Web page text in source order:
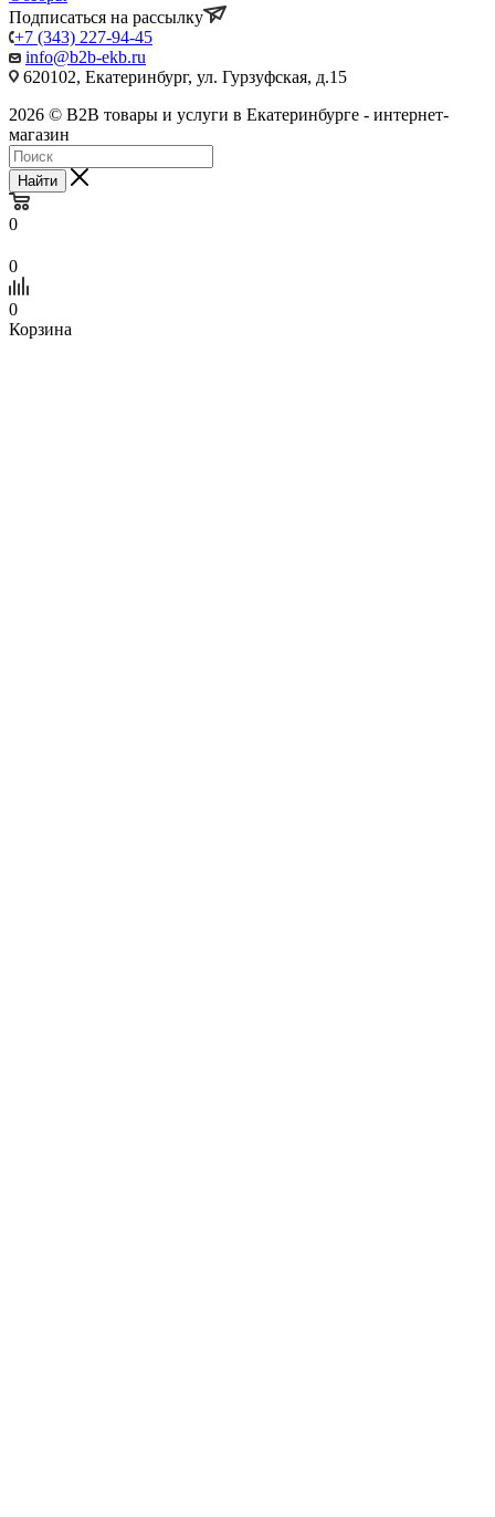
Подписаться на рассылку
+7 (343) 227-94-45
info@b2b-ekb.ru
620102, Екатеринбург, ул. Гурзуфская, д.15
2026 © B2B товары и услуги в Екатеринбурге - интернет-
магазин
Найти
0
0
0
Корзина